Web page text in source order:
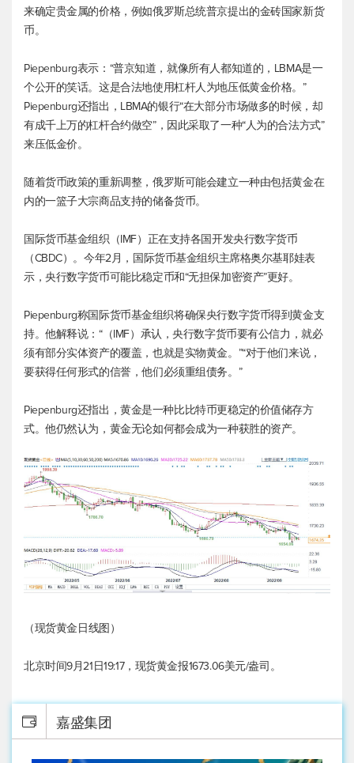
来确定贵金属的价格，例如俄罗斯总统普京提出的金砖国家新货
币。
Piepenburg表示：“普京知道，就像所有人都知道的，LBMA是一
个公开的笑话。这是合法地使用杠杆人为地压低黄金价格。”
Piepenburg还指出，LBMA的银行“在大部分市场做多的时候，却
有成千上万的杠杆合约做空”，因此采取了一种“人为的合法方式”
来压低金价。
随着货币政策的重新调整，俄罗斯可能会建立一种由包括黄金在
内的一篮子大宗商品支持的储备货币。
国际货币基金组织（IMF）正在支持各国开发央行数字货币
（CBDC）。今年2月，国际货币基金组织主席格奥尔基耶娃表
示，央行数字货币可能比稳定币和“无担保加密资产”更好。
Piepenburg称国际货币基金组织将确保央行数字货币得到黄金支
持。他解释说：“（IMF）承认，央行数字货币要有公信力，就必
须有部分实体资产的覆盖，也就是实物黄金。”“对于他们来说，
要获得任何形式的信誉，他们必须重组债务。”
Piepenburg还指出，黄金是一种比比特币更稳定的价值储存方
式。他仍然认为，黄金无论如何都会成为一种获胜的资产。
（现货黄金日线图）
北京时间9月21日19:17， 现货黄金报1673.06美元/盎司。
嘉盛集团